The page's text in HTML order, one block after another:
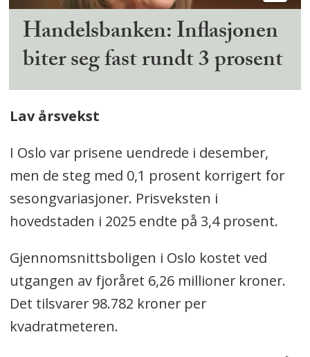
Handelsbanken: Inflasjonen
biter seg fast rundt 3 prosent
Lav årsvekst
I Oslo var prisene uendrede i desember,
men de steg med 0,1 prosent korrigert for
sesongvariasjoner. Prisveksten i
hovedstaden i 2025 endte på 3,4 prosent.
Gjennomsnittsboligen i Oslo kostet ved
utgangen av fjoråret 6,26 millioner kroner.
Det tilsvarer 98.782 kroner per
kvadratmeteren.